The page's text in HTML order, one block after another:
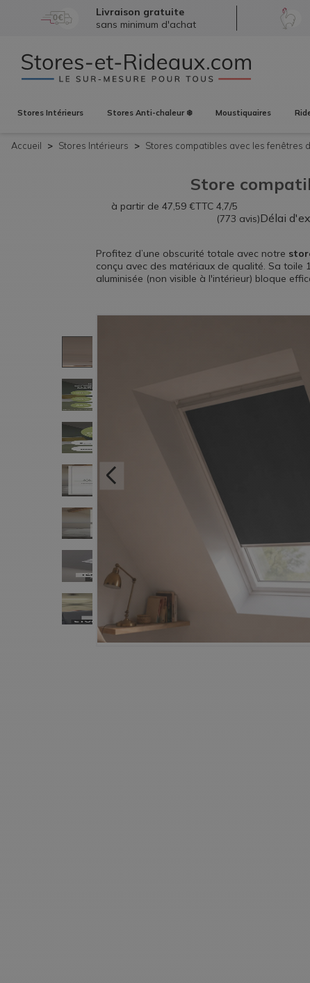
Livraison gratuite
sans minimum d'achat
StoresIntérieurs Stores Anti-chaleur ❄️ Moustiquaires
Accueil Stores Intérieurs Stores compatibles avec les fenêtres
Store
à partir de 47,59 €TTC 4,7/5
(773 avis)Délai
Profitez d’une obscurité totale avec notre
conçu avec des matériaux de qualité. Sa toile
aluminisée (non visible à l'intérieur) bloque
est compatible avec
compatible avec la marque VELUX®, et